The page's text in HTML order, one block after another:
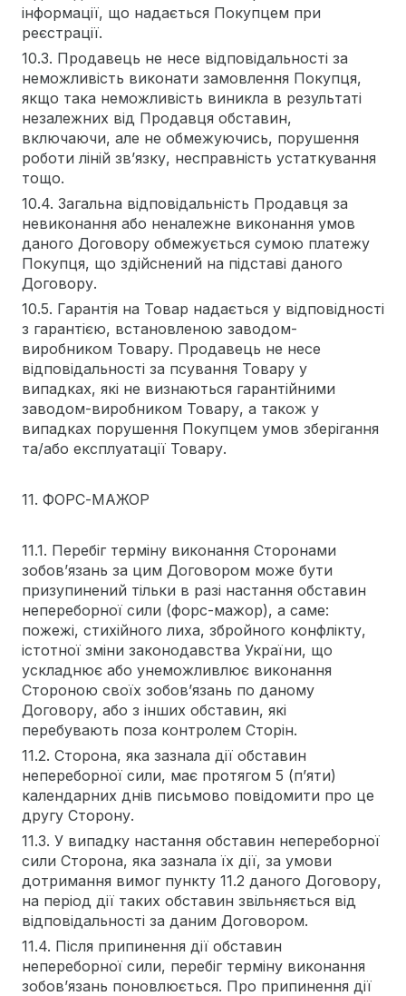
інформації, що надається Покупцем при
реєстрації.
10.3. Продавець не несе відповідальності за
неможливість виконати замовлення Покупця,
якщо така неможливість виникла в результаті
незалежних від Продавця обставин,
включаючи, але не обмежуючись, порушення
роботи ліній зв’язку, несправність устаткування
тощо.
10.4. Загальна відповідальність Продавця за
невиконання або неналежне виконання умов
даного Договору обмежується сумою платежу
Покупця, що здійснений на підставі даного
Договору.
10.5. Гарантія на Товар надається у відповідності
з гарантією, встановленою заводом-
виробником Товару. Продавець не несе
відповідальності за псування Товару у
випадках, які не визнаються гарантійними
заводом-виробником Товару, а також у
випадках порушення Покупцем умов зберігання
та/або експлуатації Товару.
11. ФОРС-МАЖОР
11.1. Перебіг терміну виконання Сторонами
зобов’язань за цим Договором може бути
призупинений тільки в разі настання обставин
непереборної сили (форс-мажор), а саме:
пожежі, стихійного лиха, збройного конфлікту,
істотної зміни законодавства України, що
ускладнює або унеможливлює виконання
Стороною своїх зобов’язань по даному
Договору, або з інших обставин, які
перебувають поза контролем Сторін.
11.2. Сторона, яка зазнала дії обставин
непереборної сили, має протягом 5 (п’яти)
календарних днів письмово повідомити про це
другу Сторону.
11.3. У випадку настання обставин непереборної
сили Сторона, яка зазнала їх дії, за умови
дотримання вимог пункту 11.2 даного Договору,
на період дії таких обставин звільняється від
відповідальності за даним Договором.
11.4. Після припинення дії обставин
непереборної сили, перебіг терміну виконання
зобов’язань поновлюється. Про припинення дії